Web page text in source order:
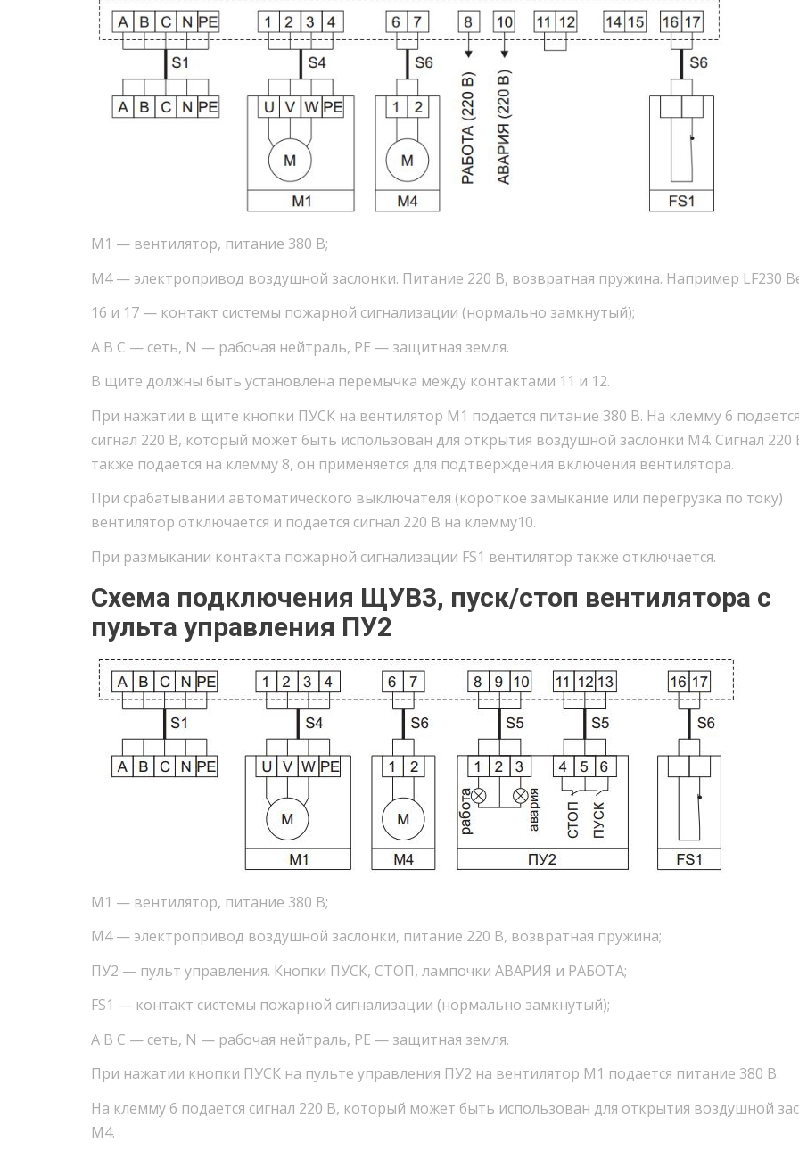
М1 — вентилятор, питание 380 В;
М4 — электропривод воздушной заслонки. Питание 220 В, возвратная пружина. Например LF230
16 и 17 — контакт системы пожарной сигнализации (нормально замкнутый);
А В С — сеть, N — рабочая нейтраль, PE — защитная земля.
В щите должны быть установлена перемычка между контактами 11 и 12.
При нажатии в щите кнопки ПУСК на вентилятор М1 подается питание 380 В. На клемму 6
сигнал 220 В, который может быть использован для открытия воздушной заслонки М4. Сигнал 220
также подается на клемму 8, он применяется для подтверждения включения вентилятора.
При срабатывании автоматического выключателя (короткое замыкание или перегрузка по току)
вентилятор отключается и подается сигнал 220 В на клемму10.
При размыкании контакта пожарной сигнализации FS1 вентилятор также отключается.
Схема подключения ЩУВ3, пуск/стоп вентилятора с
пульта управления ПУ2
М1 — вентилятор, питание 380 В;
М4 — электропривод воздушной заслонки, питание 220 В, возвратная пружина;
ПУ2 — пульт управления. Кнопки ПУСК, СТОП, лампочки АВАРИЯ и РАБОТА;
FS1 — контакт системы пожарной сигнализации (нормально замкнутый);
А В С — сеть, N — рабочая нейтраль, PE — защитная земля.
При нажатии кнопки ПУСК на пульте управления ПУ2 на вентилятор М1 подается питание 380 В.
На клемму 6 подается сигнал 220 В, который может быть использован для открытия воздушной
М4.